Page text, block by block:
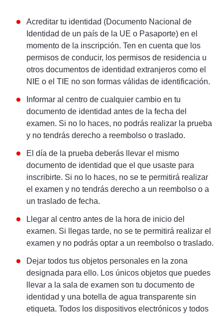
Acreditar tu identidad (Documento Nacional de
Identidad de un país de la UE o Pasaporte) en el
momento de la inscripción. Ten en cuenta que los
permisos de conducir, los permisos de residencia u
otros documentos de identidad extranjeros como el
NIE o el TIE no son formas válidas de identificación.
Informar al centro de cualquier cambio en tu
documento de identidad antes de la fecha del
examen. Si no lo haces, no podrás realizar la prueba
y no tendrás derecho a reembolso o traslado.
El día de la prueba deberás llevar el mismo
documento de identidad que el que usaste para
inscribirte. Si no lo haces, no se te permitirá realizar
el examen y no tendrás derecho a un reembolso o a
un traslado de fecha.
Llegar al centro antes de la hora de inicio del
examen. Si llegas tarde, no se te permitirá realizar el
examen y no podrás optar a un reembolso o traslado.
Dejar todos tus objetos personales en la zona
designada para ello. Los únicos objetos que puedes
llevar a la sala de examen son tu documento de
identidad y una botella de agua transparente sin
etiqueta. Todos los dispositivos electrónicos y todos